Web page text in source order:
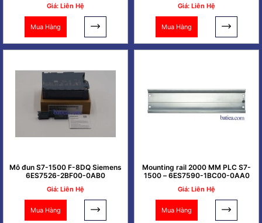
Giá: Liên Hệ
Mua Hàng
Giá: Liên Hệ
Mua Hàng
Mô đun S7-1500 F-8DQ Siemens
6ES7526-2BF00-0AB0
Giá: Liên Hệ
Mua Hàng
Mounting rail 2000 MM PLC S7-
1500 – 6ES7590-1BC00-0AA0
Giá: Liên Hệ
Mua Hàng